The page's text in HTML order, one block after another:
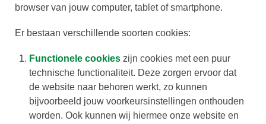
browser van jouw computer, tablet of smartphone.
Er bestaan verschillende soorten cookies:
Functionele cookies zijn cookies met een puur
technische functionaliteit. Deze zorgen ervoor dat
de website naar behoren werkt, zo kunnen
bijvoorbeeld jouw voorkeursinstellingen onthouden
worden. Ook kunnen wij hiermee onze website en